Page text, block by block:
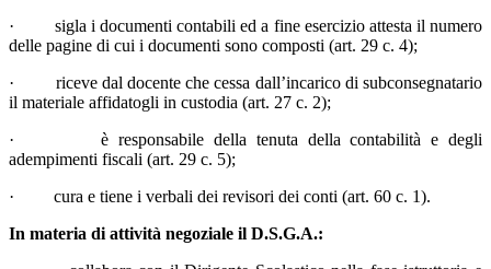
· sigla i documenti contabili ed a fine esercizio attesta il numero
delle pagine di cui i documenti sono composti (art. 29 c. 4);
· riceve dal docente che cessa dall’incarico di subconsegnatario
il materiale affidatogli in custodia (art. 27 c. 2);
· è responsabile della tenuta della contabilità e degli
adempimenti fiscali (art. 29 c. 5);
· cura e tiene i verbali dei revisori dei conti (art. 60 c. 1).
In materia di attività negoziale il D.S.G.A.: